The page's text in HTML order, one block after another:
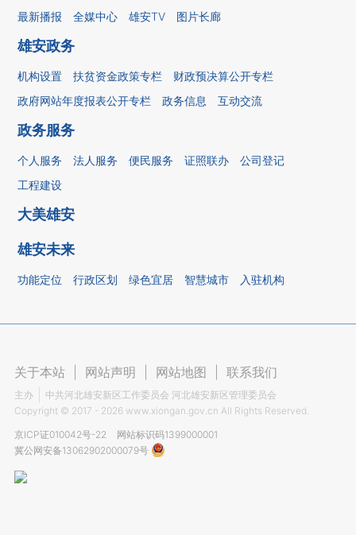
最新播报 全媒中心 雄安TV 图片长廊
雄安政务
机构设置 扶贫资金政策专栏
财政预决算公开专栏
政府网站年度报表公开专栏
政务信息 互动交流
政务服务
个人服务 法人服务 便民服务 证照联办
公司登记
工程建设
大美雄安
雄安未来
功能定位 行政区划 绿色宜居 智慧城市 入驻机构
关于本站 网站声明 网站地图 联系我们
主办
中共河北雄安新区工作委员会 河北雄安新区管理委员会
Copyright © 2017 - 2026 www.xiongan.gov.cn All Rights Reserved.
京ICP证010042号-22
网站标识码1399000001
冀公网安备13062902000079号